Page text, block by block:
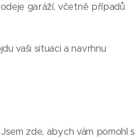
garáží, včetně případů
vaši situaci a navrhnu
zde, abych vám pomohl s